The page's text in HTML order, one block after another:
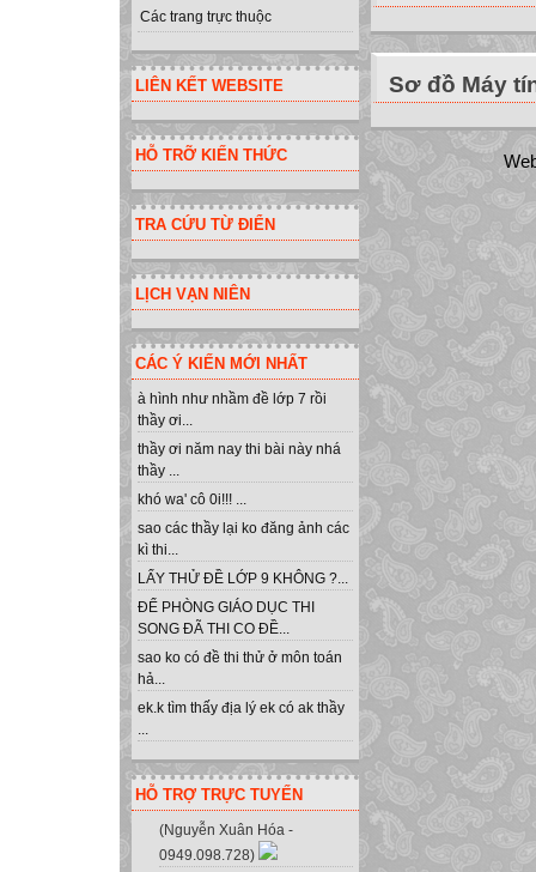
Các trang trực thuộc
LIÊN KẾT WEBSITE
HỖ TRỠ KIẾN THỨC
TRA CỨU TỪ ĐIỂN
LỊCH VẠN NIÊN
CÁC Ý KIẾN MỚI NHẤT
à hình như nhầm đề lớp 7 rồi
thầy ơi...
thầy ơi năm nay thi bài này nhá
thầy ...
khó wa' cô 0i!!! ...
sao các thầy lại ko đăng ảnh các
kì thi...
LẤY THỬ ĐỀ LỚP 9 KHÔNG ?...
ĐỂ PHÒNG GIÁO DỤC THI
SONG ĐÃ THI CO ĐỀ...
sao ko có đề thi thử ở môn toán
hả...
ek.k tìm thấy địa lý ek có ak thầy
...
HỖ TRỢ TRỰC TUYẾN
(Nguyễn Xuân Hóa -
0949.098.728)
Sơ đồ Máy